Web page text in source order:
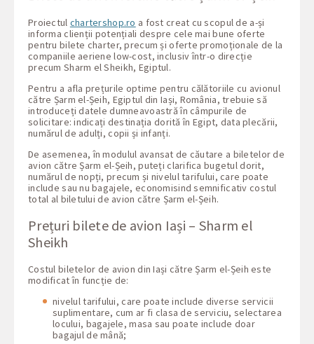
Proiectul chartershop.ro a fost creat cu scopul de a-și
informa clienții potențiali despre cele mai bune oferte
pentru bilete charter, precum și oferte promoționale de la
companiile aeriene low-cost, inclusiv într-o direcție
precum Sharm el Sheikh, Egiptul.
Pentru a afla prețurile optime pentru călătoriile cu avionul
către Șarm el-Șeih, Egiptul din Iași, România, trebuie să
introduceți datele dumneavoastră în câmpurile de
solicitare: indicați destinația dorită în Egipt, data plecării,
numărul de adulți, copii și infanți.
De asemenea, în modulul avansat de căutare a biletelor de
avion către Șarm el-Șeih, puteți clarifica bugetul dorit,
numărul de nopți, precum și nivelul tarifului, care poate
include sau nu bagajele, economisind semnificativ costul
total al biletului de avion către Șarm el-Șeih.
Prețuri bilete de avion Iași – Sharm el
Sheikh
Costul biletelor de avion din Iași către Șarm el-Șeih este
modificat în funcție de:
nivelul tarifului, care poate include diverse servicii
suplimentare, cum ar fi clasa de serviciu, selectarea
locului, bagajele, masa sau poate include doar
bagajul de mână;